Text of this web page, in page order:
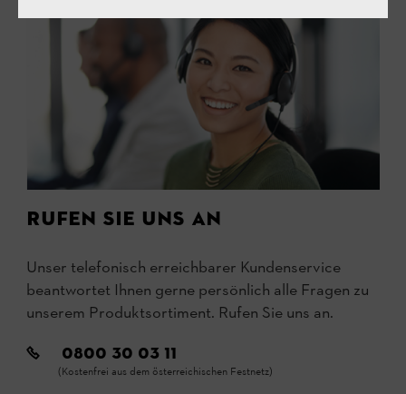
Rufen Sie uns an
Unser telefonisch erreichbarer Kundenservice
beantwortet Ihnen gerne persönlich alle Fragen zu
unserem Produktsortiment. Rufen Sie uns an.
0800 30 03 11
(Kostenfrei aus dem österreichischen Festnetz)